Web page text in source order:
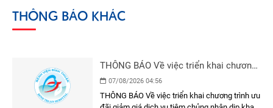
THÔNG BÁO KHÁC
THÔNG BÁO Về việc triển khai chương
trình ưu đãi giảm giá dịch vụ tiêm
chủng nhân dịp khai trương Phòng Tiêm
chủng - Bệnh viện Đa khoa Bình Thuận
07/08/2026 04:56
THÔNG BÁO Về việc triển khai chương trình ưu